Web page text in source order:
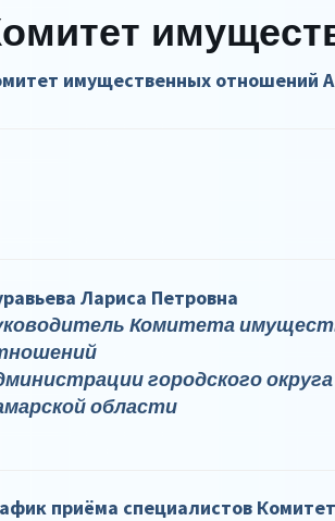
имущественных отношений
Лариса Петровна
Комитета
городского
области
приёма специалистов